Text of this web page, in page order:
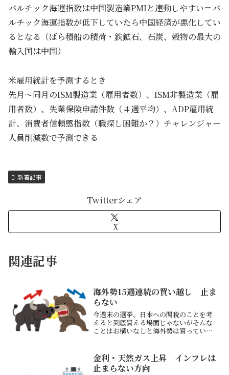
バルチック海運指数は中国製造業PMIと連動しやすい＝バ
ルチック海運指数が低下していたら中国経済が悪化してい
るとなる（ばら積船の積荷・鉄鉱石、石炭、穀物の最大の
輸入国は中国）
米雇用統計を予測するとき
先月～同月のISM製造業（雇用者数）、ISM非製造業（雇
用者数）、失業保険申請件数（４週平均）、ADP雇用統
計、消費者信頼感指数（職探し困難か？）チャレンジャー
人員削減数で予測できる
新着記事
Twitterシェア
X
関連記事
海外勢15週連続の買い越し 止ま
らない
今週末の選挙、日本への関税のことを考
えると到底買える場面じゃないがそんな
ことはお構いなしと海外勢は買っている
など小動きGMO証券+約4.8万円（次回反
映） S...
金利・天然ガス上昇 インフレは
止まらない方向